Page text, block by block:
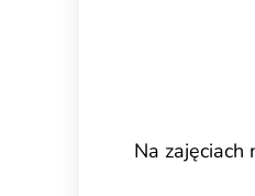
Na zajęciach